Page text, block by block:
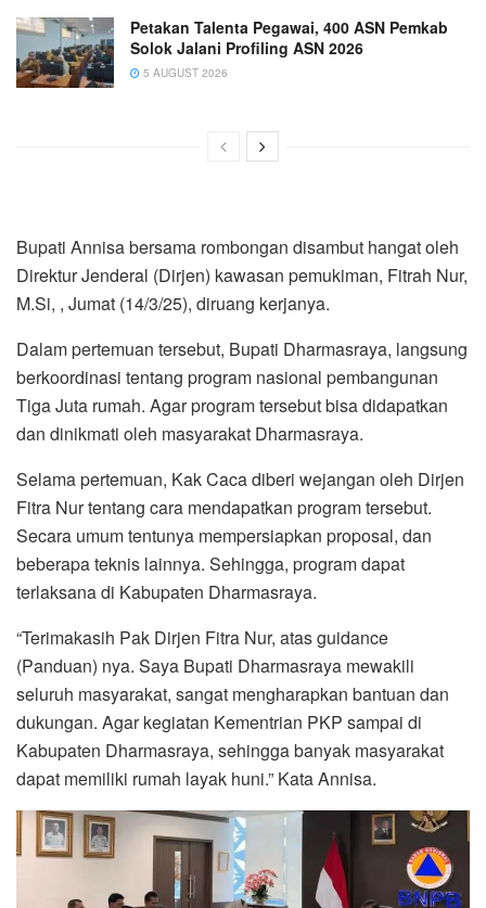
Petakan Talenta Pegawai, 400 ASN Pemkab
Solok Jalani Profiling ASN 2026
5 AUGUST 2026
Bupati Annisa bersama rombongan disambut hangat oleh
Direktur Jenderal (Dirjen) kawasan pemukiman, Fitrah Nur,
M.Si, , Jumat (14/3/25), diruang kerjanya.
Dalam pertemuan tersebut, Bupati Dharmasraya, langsung
berkoordinasi tentang program nasional pembangunan
Tiga Juta rumah. Agar program tersebut bisa didapatkan
dan dinikmati oleh masyarakat Dharmasraya.
Selama pertemuan, Kak Caca diberi wejangan oleh Dirjen
Fitra Nur tentang cara mendapatkan program tersebut.
Secara umum tentunya mempersiapkan proposal, dan
beberapa teknis lainnya. Sehingga, program dapat
terlaksana di Kabupaten Dharmasraya.
“Terimakasih Pak Dirjen Fitra Nur, atas guidance
(Panduan) nya. Saya Bupati Dharmasraya mewakili
seluruh masyarakat, sangat mengharapkan bantuan dan
dukungan. Agar kegiatan Kementrian PKP sampai di
Kabupaten Dharmasraya, sehingga banyak masyarakat
dapat memiliki rumah layak huni.” Kata Annisa.